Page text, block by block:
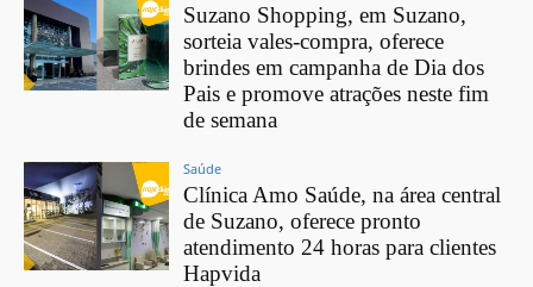
Suzano Shopping, em Suzano,
sorteia vales-compra, oferece
brindes em campanha de Dia dos
Pais e promove atrações neste fim
de semana
Saúde
Clínica Amo Saúde, na área central
de Suzano, oferece pronto
atendimento 24 horas para clientes
Hapvida